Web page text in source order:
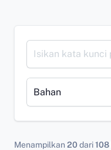
Menampilkan 20 dari108